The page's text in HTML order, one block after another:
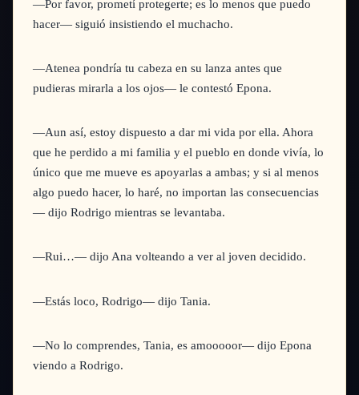
—Por favor, prometí protegerte; es lo menos que puedo
hacer— siguió insistiendo el muchacho.
—Atenea pondría tu cabeza en su lanza antes que
pudieras mirarla a los ojos— le contestó Epona.
—Aun así, estoy dispuesto a dar mi vida por ella. Ahora
que he perdido a mi familia y el pueblo en donde vivía, lo
único que me mueve es apoyarlas a ambas; y si al menos
algo puedo hacer, lo haré, no importan las consecuencias
— dijo Rodrigo mientras se levantaba.
—Rui…— dijo Ana volteando a ver al joven decidido.
—Estás loco, Rodrigo— dijo Tania.
—No lo comprendes, Tania, es amooooor— dijo Epona
viendo a Rodrigo.